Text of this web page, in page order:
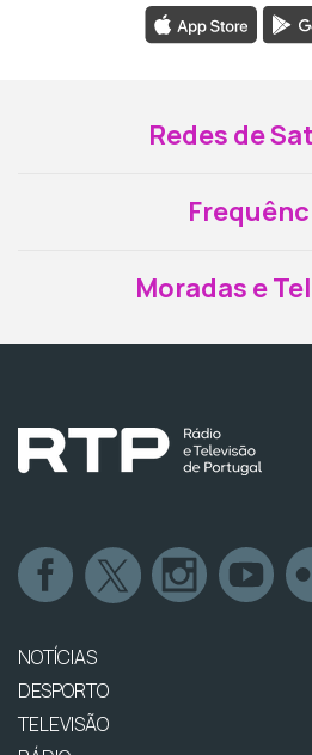
Redes de
Moradas e
NOTÍCIAS
DESPORTO
TELEVISÃO